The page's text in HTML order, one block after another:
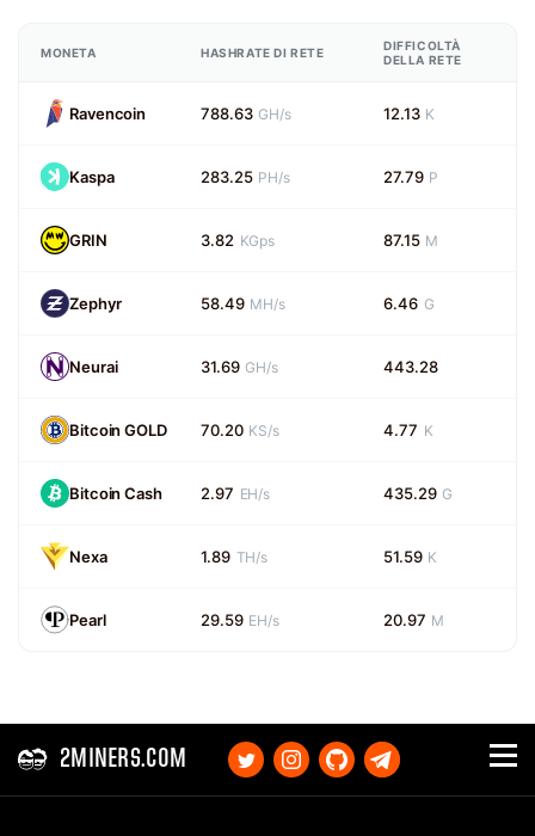
MONETA HASHRATE DI RETE
DIFFICOLTÀ
DELLA RETE
Ravencoin 788.63 GH/s 12.13 K
Kaspa 283.25 PH/s 27.79 P
GRIN 3.82 KGps 87.15 M
Zephyr 58.49 MH/s 6.46 G
Neurai 31.69 GH/s 443.28
Bitcoin GOLD 70.20 KS/s 4.77 K
Bitcoin Cash 2.97 EH/s 435.29 G
Nexa 1.89 TH/s 51.59 K
Pearl 29.59 EH/s 20.97 M
2MINERS.COM